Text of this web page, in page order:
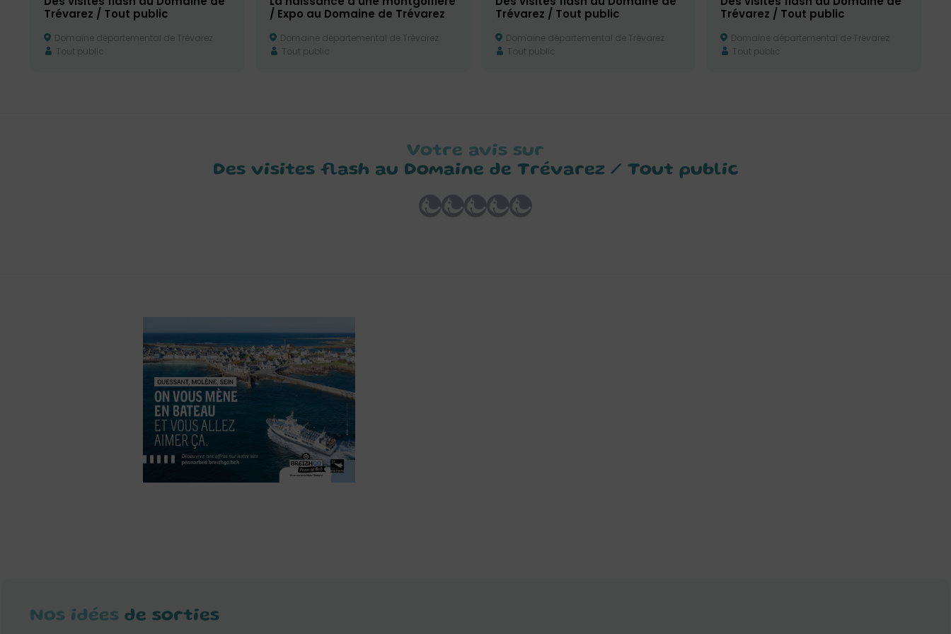
Trévarez / Tout public
Domaine départemental de Trévarez
Tout public
/ Expo au Domaine de Trévarez
Domaine départemental de Trévarez
Tout public
Trévarez / Tout public
Domaine départemental de Trévarez
Tout public
Trévarez / Tout public
Domaine départemental de Trévarez
Tout public
Votre avis sur
Des visites flash au Domaine de Trévarez / Tout public
Nos idées de sorties